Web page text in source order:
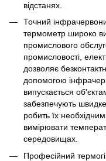
відстанях.
Точний
термометр широко
промислового
промисловості,
дозволяє
допомогою
випускається
забезпечують
робить їх
вимірювати
середовищах.
Професійний